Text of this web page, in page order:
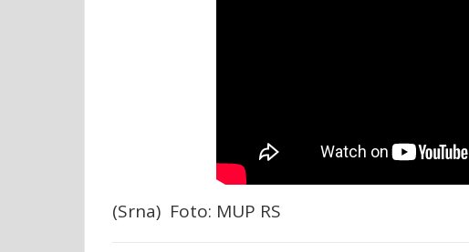
(Srna) Foto: MUP RS